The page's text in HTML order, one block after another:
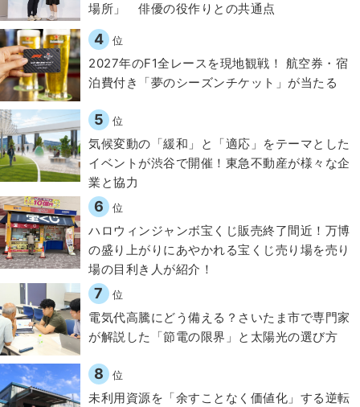
場所」 俳優の役作りとの共通点
4 位
2027年のF1全レースを現地観戦！ 航空券・宿
泊費付き「夢のシーズンチケット」が当たる
5 位
気候変動の「緩和」と「適応」をテーマとした
イベントが渋谷で開催！東急不動産が様々な企
業と協力
6 位
ハロウィンジャンボ宝くじ販売終了間近！万博
の盛り上がりにあやかれる宝くじ売り場を売り
場の目利き人が紹介！
7 位
電気代高騰にどう備える？さいたま市で専門家
が解説した「節電の限界」と太陽光の選び方
8 位
​​未利用資源を「余すことなく価値化」する逆転